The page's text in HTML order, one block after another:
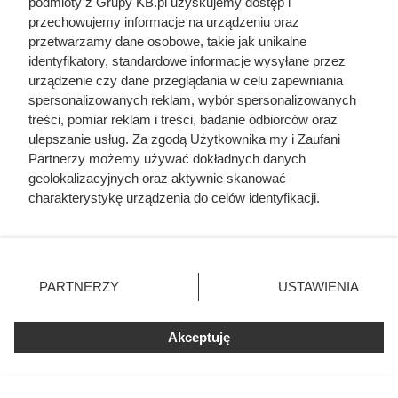
transformacji a ochroną zasobów naturalnych. Jeśli popyt
na drewno będzie szybko rósł, bez odpowiednich
zabezpieczeń może dojść do sytuacji, w której koszty
transformacji odczują przede wszystkim konsumenci.
Przyszłość pelletu i biomasy zależeć będzie więc od tego,
jakie technologie zostaną objęte wsparciem oraz czy
państwowa polityka energetyczna będzie uwzględniała nie
tylko cele klimatyczne, ale również realia rynku surowców.
przechowujemy informacje na urządzeniu oraz
przetwarzamy dane osobowe, takie jak unikalne
identyfikatory, standardowe informacje wysyłane przez
urządzenie czy dane przeglądania w celu zapewniania
spersonalizowanych reklam, wybór spersonalizowanych
treści, pomiar reklam i treści, badanie odbiorców oraz
ulepszanie usług. Za zgodą Użytkownika my i Zaufani
Partnerzy możemy używać dokładnych danych
geolokalizacyjnych oraz aktywnie skanować
charakterystykę urządzenia do celów identyfikacji.
zmienić/wycofać klikając przycisk ustawień prywatności
znajdujący się w lewym dolnym rogu strony. Niektóre
użytkownika, ale masz prawo sprzeciwić się takiemu
przetwarzaniu. Preferencje będą miały zastosowania tylko
PARTNERZY USTAWIENIA
Akceptuję